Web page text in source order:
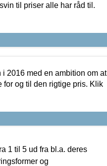
til priser alle har råd til.
2016 med en ambition om at
for og til den rigtige pris. Klik
1 til 5 ud fra bl.a. deres
og